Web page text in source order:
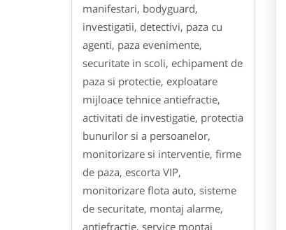
manifestari, bodyguard,
investigatii, detectivi, paza cu
agenti, paza evenimente,
securitate in scoli, echipament de
paza si protectie, exploatare
mijloace tehnice antiefractie,
activitati de investigatie, protectia
bunurilor si a persoanelor,
monitorizare si interventie, firme
de paza, escorta VIP,
monitorizare flota auto, sisteme
de securitate, montaj alarme,
antiefractie, service montaj